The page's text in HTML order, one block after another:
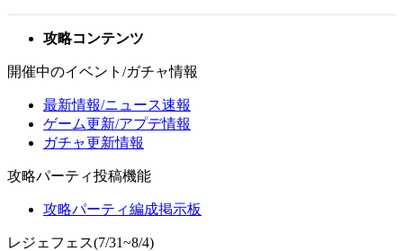
攻略コンテンツ
開催中のイベント/ガチャ情報
最新情報/ニュース速報
ゲーム更新/アプデ情報
ガチャ更新情報
攻略パーティ投稿機能
攻略パーティ編成掲示板
レジェフェス(7/31~8/4)